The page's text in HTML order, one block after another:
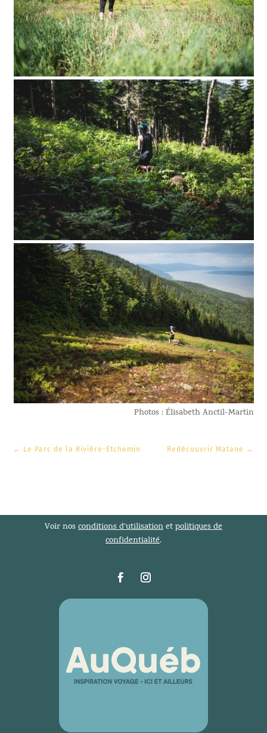
Photos : Élisabeth Anctil-Martin
← Le Parc de la Rivière-Etchemin Redécouvrir Matane →
Voir nosconditions d’utilisationetpolitiques de
confidentialité.